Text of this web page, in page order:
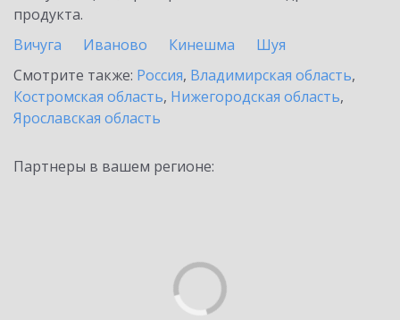
продукта.
Вичуга
Иваново Кинешма
Шуя
Смотрите также: Россия, Владимирская область,
Костромская область, Нижегородская область,
Ярославская область
Партнеры в вашем регионе: